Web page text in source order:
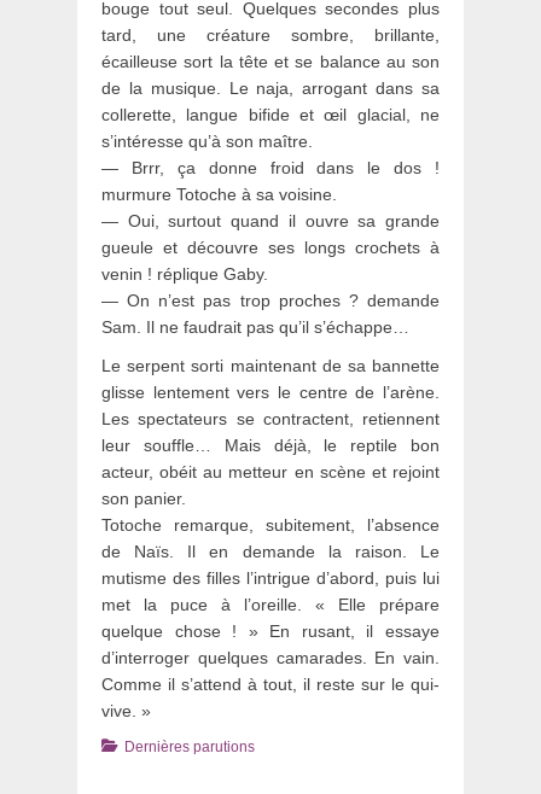
bouge tout seul. Quelques secondes plus
tard, une créature sombre, brillante,
écailleuse sort la tête et se balance au son
de la musique. Le naja, arrogant dans sa
collerette, langue bifide et œil glacial, ne
s’intéresse qu’à son maître.
— Brrr, ça donne froid dans le dos !
murmure Totoche à sa voisine.
— Oui, surtout quand il ouvre sa grande
gueule et découvre ses longs crochets à
venin ! réplique Gaby.
— On n’est pas trop proches ? demande
Sam. Il ne faudrait pas qu’il s’échappe…
Le serpent sorti maintenant de sa bannette
glisse lentement vers le centre de l’arène.
Les spectateurs se contractent, retiennent
leur souffle… Mais déjà, le reptile bon
acteur, obéit au metteur en scène et rejoint
son panier.
Totoche remarque, subitement, l’absence
de Naïs. Il en demande la raison. Le
mutisme des filles l’intrigue d’abord, puis lui
met la puce à l’oreille. « Elle prépare
quelque chose ! » En rusant, il essaye
d’interroger quelques camarades. En vain.
Comme il s’attend à tout, il reste sur le qui-
vive. »
Catégories
Dernières parutions